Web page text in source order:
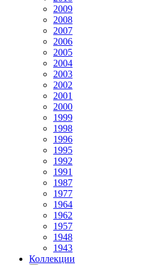
2009
2008
2007
2006
2005
2004
2003
2002
2001
2000
1999
1998
1996
1995
1992
1991
1987
1977
1964
1962
1957
1948
1943
Коллекции